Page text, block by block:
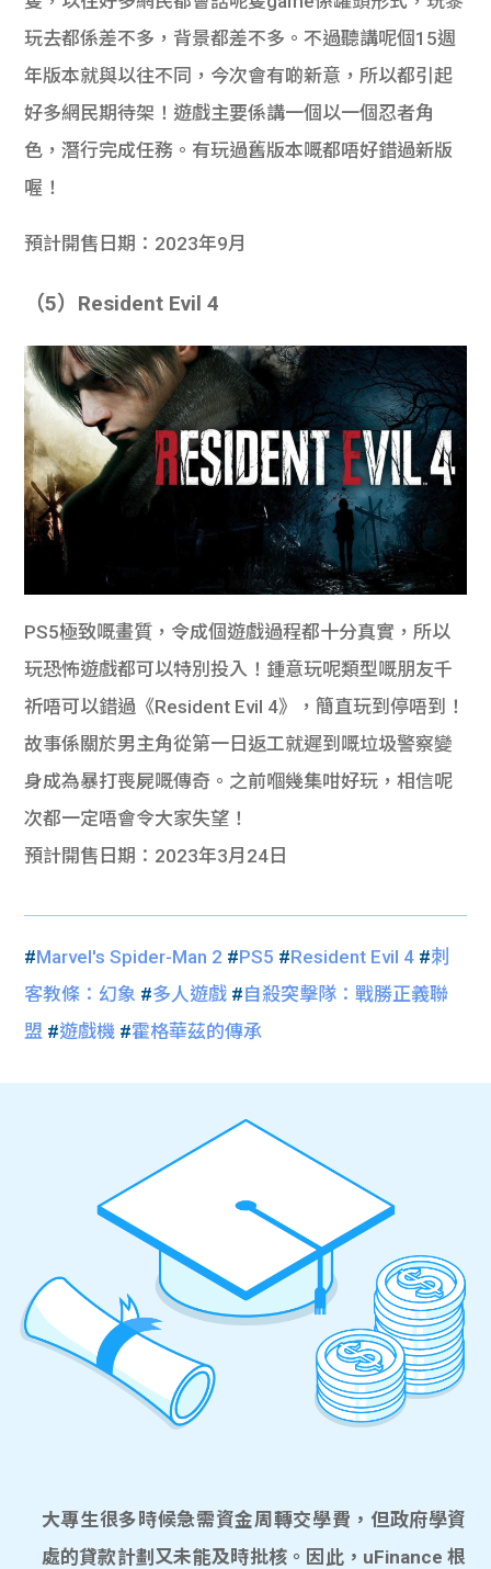
玩去都係差不多，背景都差不多。不過聽講呢個15週
年版本就與以往不同，今次會有啲新意，所以都引起
好多網民期待架！遊戲主要係講一個以一個忍者角
色，潛行完成任務。有玩過舊版本嘅都唔好錯過新版
喔！
預計開售日期：2023年9月
（5）Resident Evil 4
PS5極致嘅畫質，令成個遊戲過程都十分真實，所以
玩恐怖遊戲都可以特別投入！鍾意玩呢類型嘅朋友千
祈唔可以錯過《Resident Evil 4》，簡直玩到停唔到！
故事係關於男主角從第一日返工就遲到嘅垃圾警察變
身成為暴打喪屍嘅傳奇。之前嗰幾集咁好玩，相信呢
次都一定唔會令大家失望！
預計開售日期：2023年3月24日
#Marvel's Spider-Man 2 #PS5 #Resident Evil 4 #刺
客教條：幻象 #多人遊戲 #自殺突擊隊：戰勝正義聯
盟 #遊戲機 #霍格華茲的傳承
大專生很多時候急需資金周轉交學費，但政府學資
處的貸款計劃又未能及時批核。因此，uFinance 根